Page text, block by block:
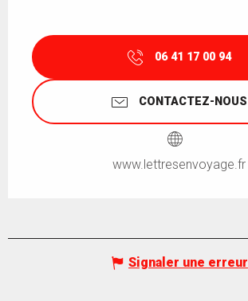
06 41 17 00 94
CONTACTEZ-NOUS
www.lettresenvoyage.fr
Signaler une erreur